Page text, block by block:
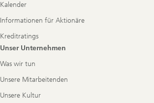
Kalender
Informationen für Aktionäre
Kreditratings
Unser Unternehmen
Was wir tun
Unsere Mitarbeitenden
Unsere Kultur